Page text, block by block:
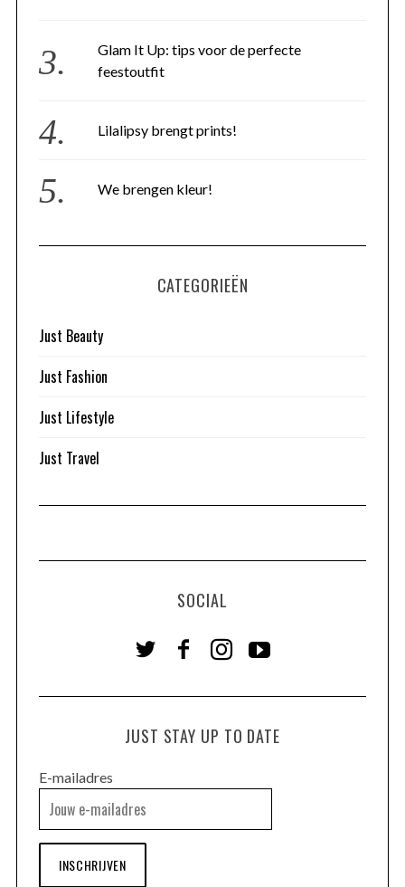
Glam It Up: tips voor de perfecte
feestoutfit
Lilalipsy brengt prints!
We brengen kleur!
CATEGORIEËN
Just Beauty
Just Fashion
Just Lifestyle
Just Travel
SOCIAL
JUST STAY UP TO DATE
E-mailadres
INSCHRIJVEN